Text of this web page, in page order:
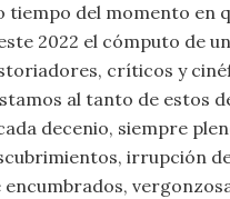
tiempo del momento en
2022 el cómputo de
críticos y
al tanto de estos
decenio, siempre
irrupción